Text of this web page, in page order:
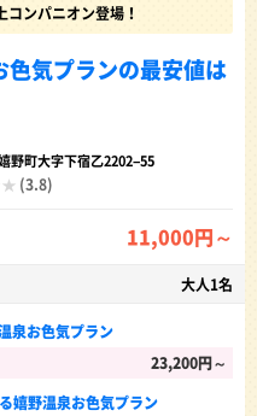
ンパニオン登場！
色気プランの最安値は
野町大字下宿乙2202−55
(3.8)
11,000円～
大人1名
泉お色気プラン
23,200円～
嬉野温泉お色気プラン